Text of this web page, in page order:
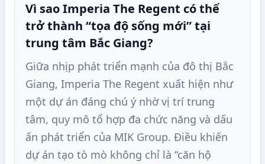
Vì sao Imperia The Regent có thể
trở thành “tọa độ sống mới” tại
trung tâm Bắc Giang?
Giữa nhịp phát triển mạnh của đô thị Bắc
Giang, Imperia The Regent xuất hiện như
một dự án đáng chú ý nhờ vị trí trung
tâm, quy mô tổ hợp đa chức năng và dấu
ấn phát triển của MIK Group. Điều khiến
dự án tạo tò mò không chỉ là “căn hộ